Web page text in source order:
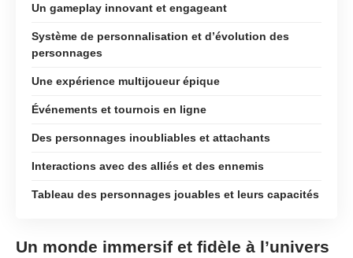
Un gameplay innovant et engageant
Système de personnalisation et d’évolution des
personnages
Une expérience multijoueur épique
Événements et tournois en ligne
Des personnages inoubliables et attachants
Interactions avec des alliés et des ennemis
Tableau des personnages jouables et leurs capacités
Un monde immersif et fidèle à l’univers